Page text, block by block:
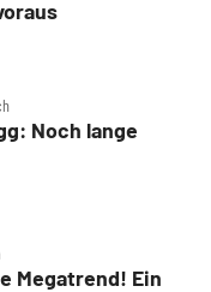
Noch lange
Megatrend! Ein